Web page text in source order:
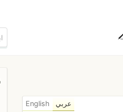
عربي English